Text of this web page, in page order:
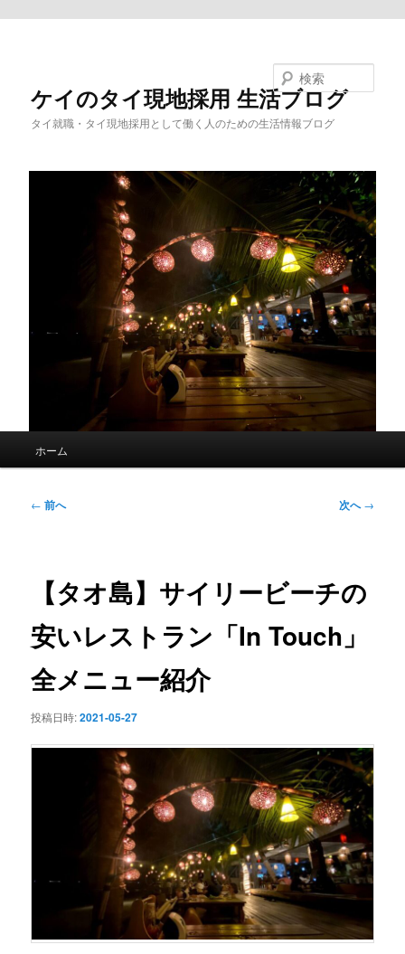
ケイのタイ現地採用 生活ブログ
タイ就職・タイ現地採用として働く人のための生活情報ブログ
ホーム
投
ョ
ン
← 前へ 次へ→
【タオ島】サイリービーチの
安いレストラン「In Touch」
全メニュー紹介
投稿日時:2021-05-27